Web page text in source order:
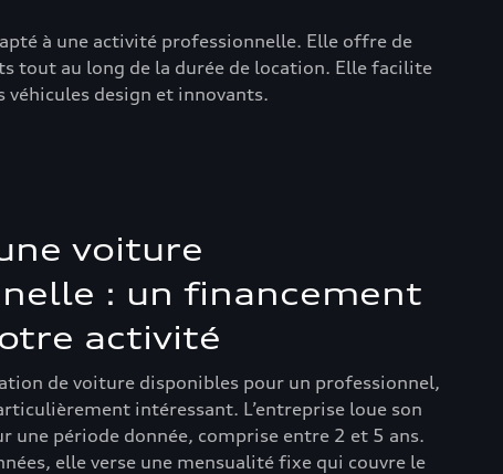
à une activité professionnelle. Elle offre de
tout au long de la durée de location. Elle facilite
design et innovants.
voiture
: un financement
activité
de voiture disponibles pour un professionnel,
intéressant. L’entreprise loue son
une période donnée, comprise entre 2 et 5 ans.
elle verse une mensualité fixe qui couvre le